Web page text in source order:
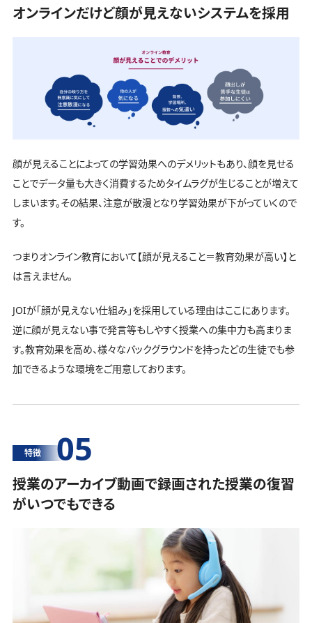
オンラインだけど顔が見えないシステムを採用
顔が見えることによっての学習効果へのデメリットもあり、顔を見せる
ことでデータ量も大きく消費するためタイムラグが生じることが増えて
しまいます。その結果、注意が散漫となり学習効果が下がっていくので
す。
つまりオンライン教育において【顔が見えること＝教育効果が高い】と
は言えません。
JOIが「顔が見えない仕組み」を採用している理由はここにあります。
逆に顔が見えない事で発言等もしやすく授業への集中力も高まりま
す。教育効果を高め、様々なバックグラウンドを持ったどの生徒でも参
加できるような環境をご用意しております。
特徴 05
授業のアーカイブ動画で録画された授業の復習
がいつでもできる